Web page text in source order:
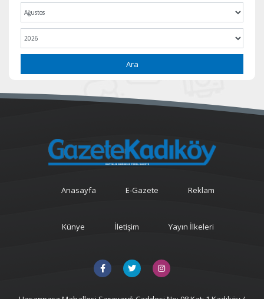
Ara
Anasayfa E-Gazete Reklam
Künye İletişim Yayın İlkeleri